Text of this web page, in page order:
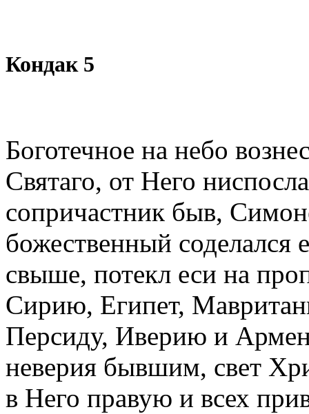
Кондак 5
Боготечное на небо
Святаго, от Него
сопричастник быв,
божественный
свыше, потекл еси на
Сирию, Египет,
Персиду, Иверию и
неверия бывшим, свет
в Него правую и всех